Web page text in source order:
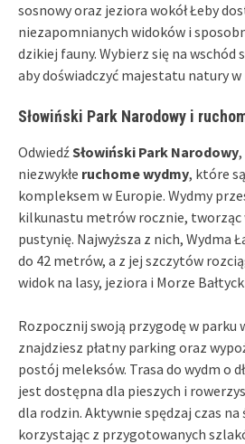
sosnowy oraz jeziora wokół Łeby
niezapomnianych widoków i
dzikiej fauny. Wybierz się na wschód
aby doświadczyć majestatu natury
Słowiński Park Narodowy i
OdwiedźSłowiński Park Narodowy
niezwykłe ruchome wydmy, które
kompleksem w Europie. Wydmy
kilkunastu metrów rocznie,
pustynię. Najwyższa z nich, Wydma
do 42 metrów, a z jej szczytów
widok na lasy, jeziora i Morze
Rozpocznij swoją przygodę w parku
znajdziesz płatny parking oraz
postój meleksów. Trasa do wydm o
jest dostępna dla pieszych i
dla rodzin. Aktywnie spędzaj czas
korzystając z przygotowanych